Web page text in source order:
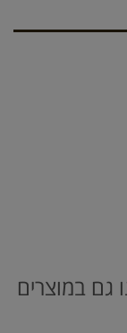
גם במוצרים